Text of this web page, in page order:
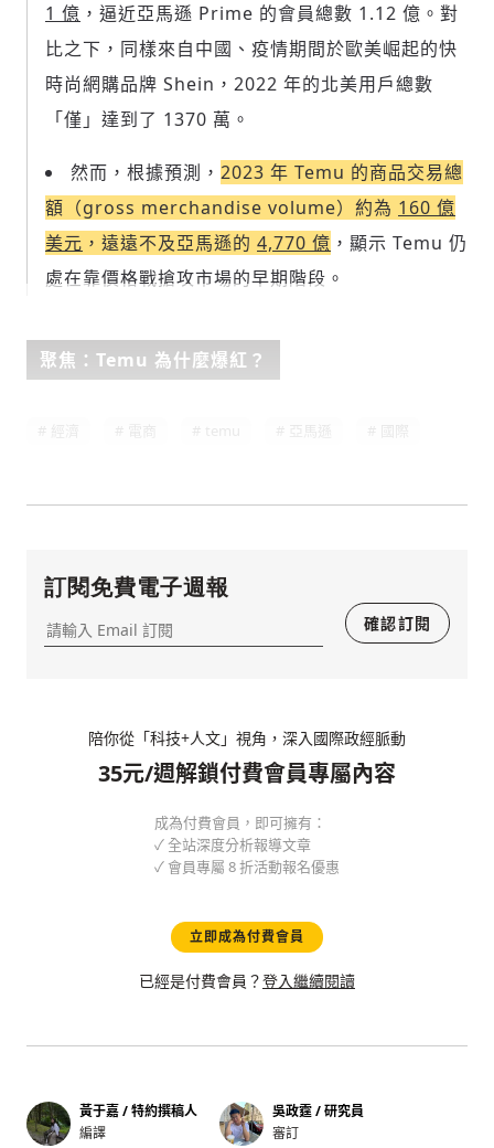
歡迎您加入《旭時報》
掌握國際政經脈動
參與下一波全球科技革命
驗證
可送禮額度：0 |每月 1 號更新可送禮次數
發送禮物
1 億 ，逼近亞馬遜 Prime 的會員總數 1.12 億。對
比之下，同樣來自中國、疫情期間於歐美崛起的快
時尚網購品牌 Shein，2022 年的北美用戶總數
「僅」達到了 1370 萬。
然而，根據預測， 2023 年 Temu 的商品交易總
額（gross merchandise volume）約為 160 億
美元 ，遠遠不及亞馬遜的 4,770 億 ，顯示 Temu 仍
處在靠價格戰搶攻市場的早期階段。
聚焦：Temu 為什麼爆紅？
訂閱免費電子週報
確認訂閱
陪你從「科技+人文」視角，深入國際政經脈動
35元/週解鎖付費會員專屬內容
成為付費會員，即可擁有：
✓ 全站深度分析報導文章
✓ 會員專屬 8 折活動報名優惠
立即成為付費會員
已經是付費會員？登入繼續閱讀
黃于嘉 / 特約撰稿人
編譯
吳政霆 / 研究員
審訂
留言連結留言文字開放授權
留言文字開放引用
立即成為付費會員